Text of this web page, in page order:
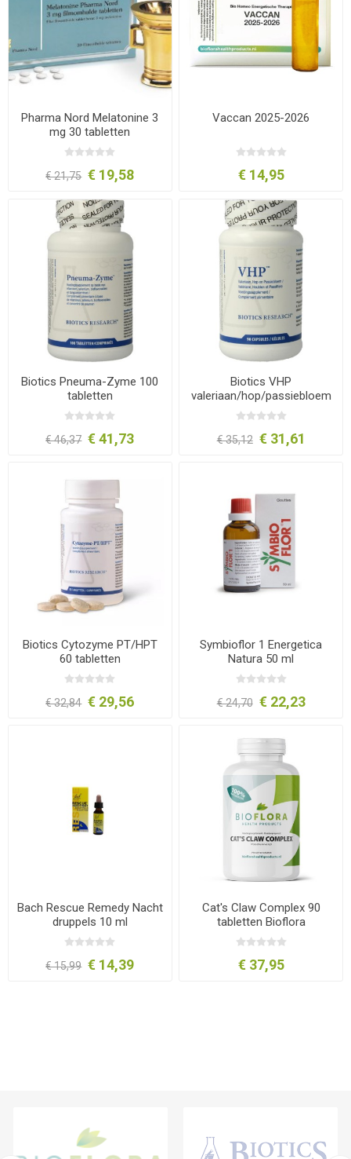
Pharma Nord Melatonine 3
mg 30 tabletten
€ 21,75 € 19,58
Vaccan 2025-2026
€ 14,95
Biotics Pneuma-Zyme 100
tabletten
€ 46,37 € 41,73
Biotics VHP
valeriaan/hop/passiebloem
90 capsules
€ 35,12 € 31,61
Biotics Cytozyme PT/HPT
60 tabletten
€ 32,84 € 29,56
Symbioflor 1 Energetica
Natura 50 ml
€ 24,70 € 22,23
Bach Rescue Remedy Nacht
druppels 10 ml
€ 15,99 € 14,39
Cat's Claw Complex 90
tabletten Bioflora
€ 37,95